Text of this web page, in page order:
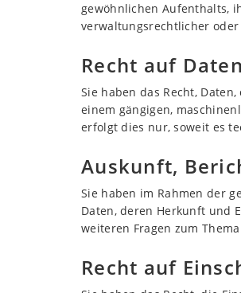
gewöhnlichen Aufenthalts,
verwaltungsrechtlicher
Recht auf
Sie haben das Recht,
einem gängigen,
erfolgt dies nur, soweit es
Auskunft,
Sie haben im Rahmen der
Daten, deren Herkunft und
weiteren Fragen zum
Recht auf